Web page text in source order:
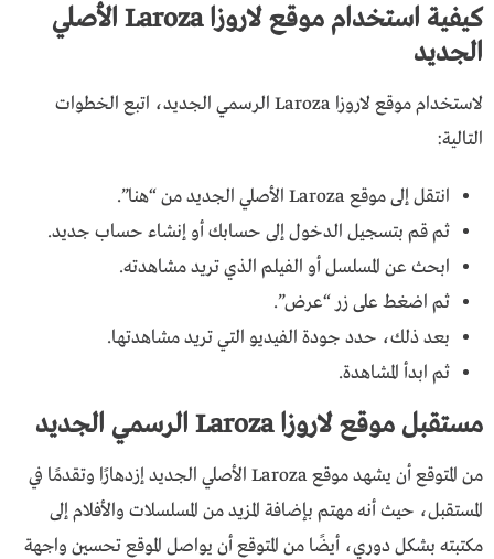
كيفية استخدام موقع لاروزا Laroza الأصلي
الجديد
لاستخدام موقع لاروزا Laroza الرسمي الجديد، اتبع الخطوات
التالية:
انتقل إلى موقع Laroza الأصلي الجديد من “هنـــا”.
ثم قم بتسجيل الدخول إلى حسابك أو إنشاء حساب جديد.
ابحث عن المسلسل أو الفيلم الذي تريد مشاهدته.
ثم اضغط على زر “عرض”.
بعد ذلك، حدد جودة الفيديو التي تريد مشاهدتها.
ثم ابدأ المشاهدة.
مستقبل موقع لاروزا Laroza الرسمي الجديد
من المتوقع أن يشهد موقع Laroza الأصلي الجديد إزدهارًا وتقدمًا في
المستقبل، حيث أنه مهتم بإضافة المزيد من المسلسلات والأفلام إلى
مكتبته بشكل دوري، أيضًا من المتوقع أن يواصل الموقع تحسين واجهة